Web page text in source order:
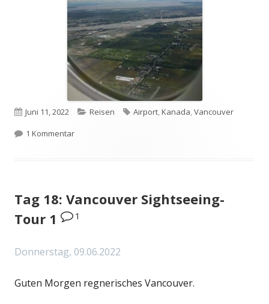
Veröffentlicht
am
Juni 11, 2022 Kategorien
Reisen Schlagwörter
Airport,Kanada,Vancouver
1 Kommentarzu Tag 20: Good bye Vancouver
Tag 18: Vancouver Sightseeing-
Tour 1
1
Donnerstag, 09.06.2022
Guten Morgen regnerisches Vancouver.